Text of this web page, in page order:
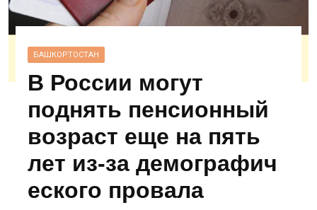
БАШКОРТОСТАН
В России могут
поднять пенсионный
возраст еще на пять
лет из‑за демографич
еского провала